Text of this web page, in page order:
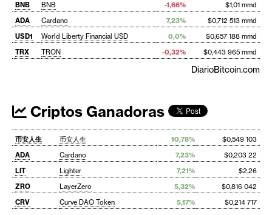
BNB BNB -1,66%
$1,01 mmd
ADA
Cardano 7,23%
$0,712 513 mmd
USD1
World Liberty Financial USD 0,0%
$0,657 188 mmd
TRX
TRON -0,32% $0,443 965 mmd
DiarioBitcoin.com
Criptos Ganadoras
币安人生 币安人生 10,78%
$0,549 103
ADA
Cardano 7,23%
$0,203 22
LIT
Lighter 7,21%
$2,26
ZRO
LayerZero 5,32%
$0,816 042
CRV
Curve DAO Token 5,17%
$0,214 717